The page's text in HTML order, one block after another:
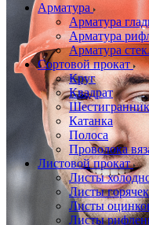
Арматура
Арматура
Арматура
Арматура
Сортовой прокат
Круг
Квадрат
Шестигранник
Катанка
Полоса
Проволока
Листовой прокат
Листы
Листы
Листы
Листы